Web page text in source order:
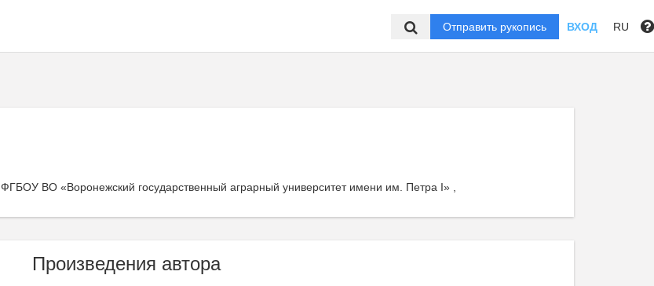
Отправить рукопись ВХОД RU
ФГБОУ ВО «Воронежский государственный аграрный университет имени им. Петра I» ,
Произведения автора